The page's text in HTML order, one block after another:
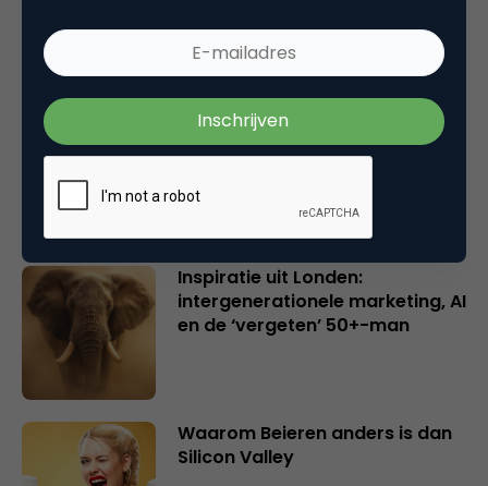
Creatieve sector als aanjager
van innovatie en ontsluiter en
belangrijker en urgenter dan
Inspiratie uit Londen:
intergenerationele marketing, AI
en de ‘vergeten’ 50+-man
Waarom Beieren anders is dan
Silicon Valley